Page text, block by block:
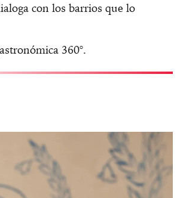
con los barrios que lo
360°.